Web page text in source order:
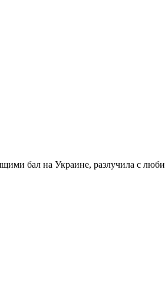
бал на Украине, разлучила с